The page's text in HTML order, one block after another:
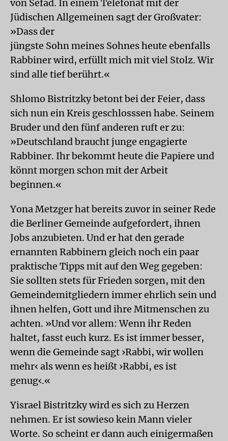
von Sefad. In einem Telefonat mit der
Jüdischen Allgemeinen sagt der Großvater:
»Dass der
jüngste Sohn meines Sohnes heute ebenfalls
Rabbiner wird, erfüllt mich mit viel Stolz. Wir
sind alle tief berührt.«
Shlomo Bistritzky betont bei der Feier, dass
sich nun ein Kreis geschlosssen habe. Seinem
Bruder und den fünf anderen ruft er zu:
»Deutschland braucht junge engagierte
Rabbiner. Ihr bekommt heute die Papiere und
könnt morgen schon mit der Arbeit
beginnen.«
Yona Metzger hat bereits zuvor in seiner Rede
die Berliner Gemeinde aufgefordert, ihnen
Jobs anzubieten. Und er hat den gerade
ernannten Rabbinern gleich noch ein paar
praktische Tipps mit auf den Weg gegeben:
Sie sollten stets für Frieden sorgen, mit den
Gemeindemitgliedern immer ehrlich sein und
ihnen helfen, Gott und ihre Mitmenschen zu
achten. »Und vor allem: Wenn ihr Reden
haltet, fasst euch kurz. Es ist immer besser,
wenn die Gemeinde sagt ›Rabbi, wir wollen
mehr‹ als wenn es heißt ›Rabbi, es ist
genug‹.«
Yisrael Bistritzky wird es sich zu Herzen
nehmen. Er ist sowieso kein Mann vieler
Worte. So scheint er dann auch einigermaßen